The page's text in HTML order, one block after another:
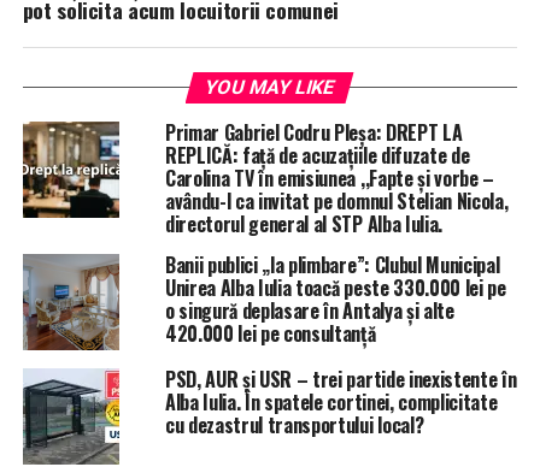
pot solicita acum locuitorii comunei
YOU MAY LIKE
Primar Gabriel Codru Pleșa: DREPT LA
REPLICĂ: față de acuzațiile difuzate de
Carolina TV în emisiunea ,,Fapte și vorbe –
avându-l ca invitat pe domnul Stelian Nicola,
directorul general al STP Alba Iulia.
Banii publici „la plimbare”: Clubul Municipal
Unirea Alba Iulia toacă peste 330.000 lei pe
o singură deplasare în Antalya și alte
420.000 lei pe consultanță
PSD, AUR și USR – trei partide inexistente în
Alba Iulia. În spatele cortinei, complicitate
cu dezastrul transportului local?